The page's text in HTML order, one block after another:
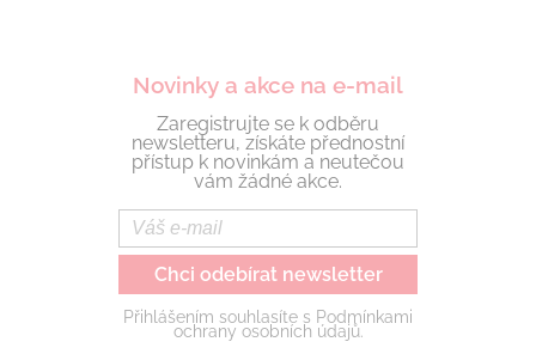
Novinky a akce na e-mail
Zaregistrujte se k odběru
newsletteru, získáte přednostní
přístup k novinkám a neutečou
vám žádné akce.
Chci odebírat newsletter
Přihlášením souhlasíte s Podmínkami
ochrany osobních údajů.